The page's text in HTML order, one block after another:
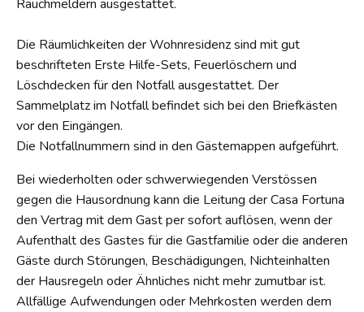
Rauchmeldern ausgestattet.
Die Räumlichkeiten der Wohnresidenz sind mit gut
beschrifteten Erste Hilfe-Sets, Feuerlöschern und
Löschdecken für den Notfall ausgestattet. Der
Sammelplatz im Notfall befindet sich bei den Briefkästen
vor den Eingängen.
Die Notfallnummern sind in den Gästemappen aufgeführt.
Bei wiederholten oder schwerwiegenden Verstössen
gegen die Hausordnung kann die Leitung der Casa Fortuna
den Vertrag mit dem Gast per sofort auflösen, wenn der
Aufenthalt des Gastes für die Gastfamilie oder die anderen
Gäste durch Störungen, Beschädigungen, Nichteinhalten
der Hausregeln oder Ähnliches nicht mehr zumutbar ist.
Allfällige Aufwendungen oder Mehrkosten werden dem